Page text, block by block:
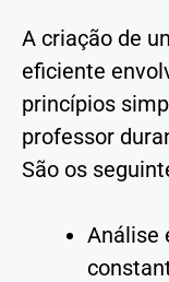
A criação de
eficiente
princípios
professor
São os
Análise